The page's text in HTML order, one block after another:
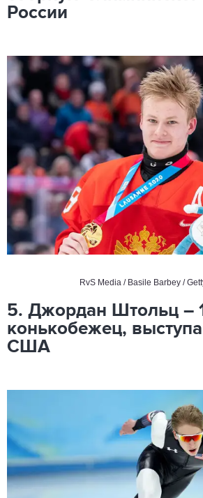
России
RvS Media / Basile Barbey /
5. Джордан Штольц –
конькобежец,
США